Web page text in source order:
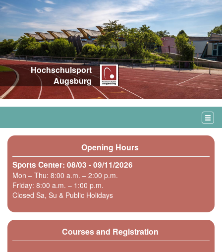
Hochschulsport
Augsburg
Opening Hours
Sports Center: 08/03 - 09/11/2026
Mon – Thu: 8:00 a.m. – 2:00 p.m.
Friday: 8:00 a.m. – 1:00 p.m.
Closed Sa, Su & Public Holidays
Courses and Registration